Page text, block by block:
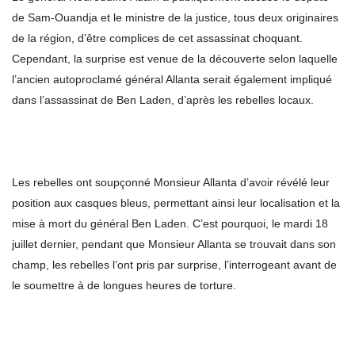
de Sam-Ouandja et le ministre de la justice, tous deux originaires
de la région, d’être complices de cet assassinat choquant.
Cependant, la surprise est venue de la découverte selon laquelle
l’ancien autoproclamé général Allanta serait également impliqué
dans l’assassinat de Ben Laden, d’après les rebelles locaux.
Les rebelles ont soupçonné Monsieur Allanta d’avoir révélé leur
position aux casques bleus, permettant ainsi leur localisation et la
mise à mort du général Ben Laden. C’est pourquoi, le mardi 18
juillet dernier, pendant que Monsieur Allanta se trouvait dans son
champ, les rebelles l’ont pris par surprise, l’interrogeant avant de
le soumettre à de longues heures de torture.